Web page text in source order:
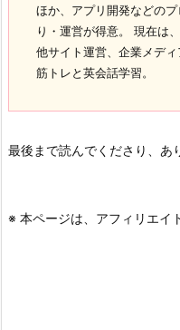
ほか、アプリ開発などの
り・運営が得意。 現在は
他サイト運営、企業メデ
筋トレと英会話学習。
最後まで読んでくださり、あ
※ 本ページは、アフィリエイ